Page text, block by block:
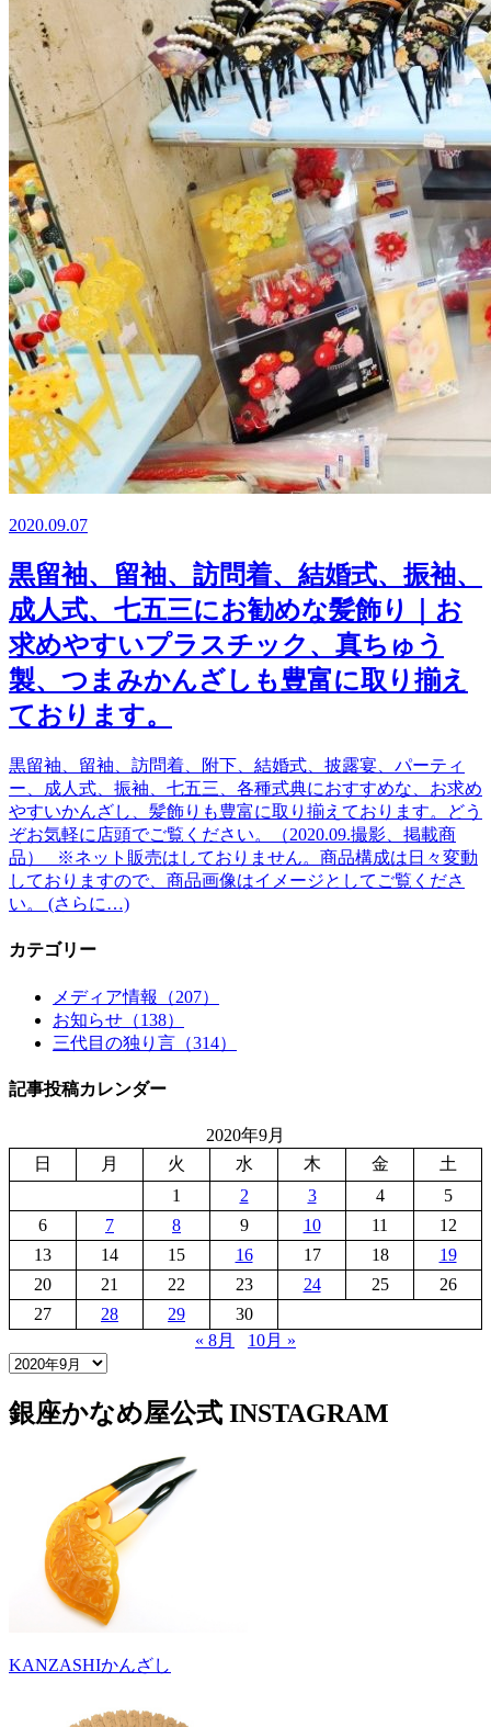
2020.09.07
黒留袖、留袖、訪問着、結婚式、振袖、
成人式、七五三にお勧めな髪飾り｜お
求めやすいプラスチック、真ちゅう
製、つまみかんざしも豊富に取り揃え
ております。
黒留袖、留袖、訪問着、附下、結婚式、披露宴、パーティ
ー、成人式、振袖、七五三、各種式典におすすめな、お求め
やすいかんざし、髪飾りも豊富に取り揃えております。どう
ぞお気軽に店頭でご覧ください。（2020.09.撮影、掲載商
品） ※ネット販売はしておりません。商品構成は日々変動
しておりますので、商品画像はイメージとしてご覧くださ
い。 (さらに…)
カテゴリー
メディア情報（207）
お知らせ（138）
三代目の独り言（314）
記事投稿カレンダー
2020年9月
日
月 火 水 木 金
土
1
2 3 4
5
6
7 8 9 10 11
12
13
14 15 16 17 18
19
20
21 22 23 24 25
26
27
28 29
30
« 8月
10月 »
銀座かなめ屋公式 INSTAGRAM
KANZASHIかんざし